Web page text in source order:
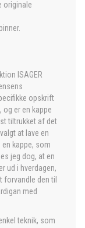
originale
ISAGER
opskrift
og er en kappe
tiltrukket af det
at lave en
kappe, som
jeg dog, at en
ud i hverdagen,
forvandle den til
med
teknik, som